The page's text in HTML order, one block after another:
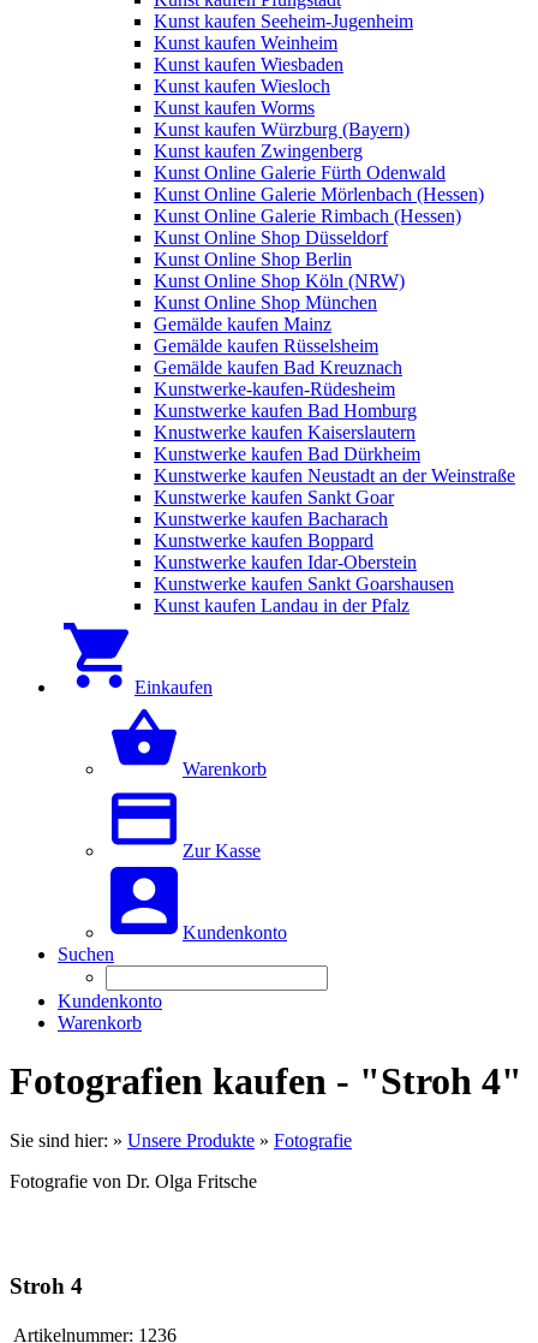
Kunst kaufen Seeheim-Jugenheim
Kunst kaufen Weinheim
Kunst kaufen Wiesbaden
Kunst kaufen Wiesloch
Kunst kaufen Worms
Kunst kaufen Würzburg (Bayern)
Kunst kaufen Zwingenberg
Kunst Online Galerie Fürth Odenwald
Kunst Online Galerie Mörlenbach (Hessen)
Kunst Online Galerie Rimbach (Hessen)
Kunst Online Shop Düsseldorf
Kunst Online Shop Berlin
Kunst Online Shop Köln (NRW)
Kunst Online Shop München
Gemälde kaufen Mainz
Gemälde kaufen Rüsselsheim
Gemälde kaufen Bad Kreuznach
Kunstwerke-kaufen-Rüdesheim
Kunstwerke kaufen Bad Homburg
Knustwerke kaufen Kaiserslautern
Kunstwerke kaufen Bad Dürkheim
Kunstwerke kaufen Neustadt an der Weinstraße
Kunstwerke kaufen Sankt Goar
Kunstwerke kaufen Bacharach
Kunstwerke kaufen Boppard
Kunstwerke kaufen Idar-Oberstein
Kunstwerke kaufen Sankt Goarshausen
Kunst kaufen Landau in der Pfalz
Einkaufen
Warenkorb
Zur Kasse
Kundenkonto
Suchen
Kundenkonto
Warenkorb
Fotografien kaufen - "Stroh 4"
Sie sind hier: » Unsere Produkte » Fotografie
Fotografie von Dr. Olga Fritsche
Stroh 4
Artikelnummer: 1236